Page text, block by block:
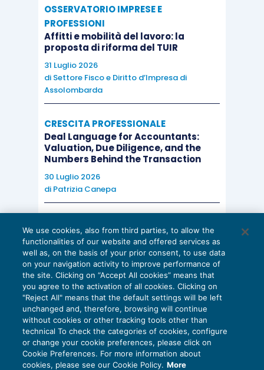
OSSERVATORIO IMPRESE E
PROFESSIONI
Affitti e mobilità del lavoro: la
proposta di riforma del TUIR
31 Luglio 2026
di Settore Fisco e Diritto d’Impresa di
Assolombarda
CRESCITA PROFESSIONALE
Deal Language for Accountants:
Valuation, Due Diligence, and the
Numbers Behind the Transaction
30 Luglio 2026
di Patrizia Canepa
EU AI Act e studi professionali: le
scadenze concrete
27 Luglio 2026
di Diego BarberieStefano Dovier
Privacy Policy
We use cookies, also from third parties, to allow the
functionalities of our website and offered services as
well as, on the basis of your prior consent, to use data
on your navigation activity to improve performance of
the site. Clicking on “Accept All cookies” means that
you agree to the activation of all cookies. Clicking on
"Reject All" means that the default settings will be left
unchanged and, therefore, browsing will continue
without cookies or other tracking tools other than
technical To check the categories of cookies, configure
or change your cookie preferences, please click on
Cookie Preferences. For more information about
cookies, please see our Cookie Policy. More